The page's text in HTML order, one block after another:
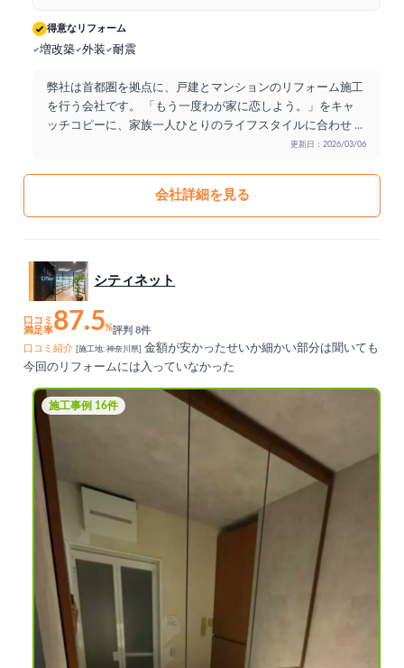
得意なリフォーム
増改築 外装 耐震
弊社は首都圏を拠点に、戸建とマンションのリフォーム施工
を行う会社です。 「もう一度わが家に恋しよう。」をキャ
ッチコピーに、家族一人ひとりのライフスタイルに合わせ ...
更新日：2026/03/06
会社詳細を見る
シティネット
口コミ
満足率87.5%評判 8件
口コミ紹介
[施工地: 神奈川県]
金額が安かったせいか細かい部分は聞いても
今回のリフォームには入っていなかった
施工事例 16件